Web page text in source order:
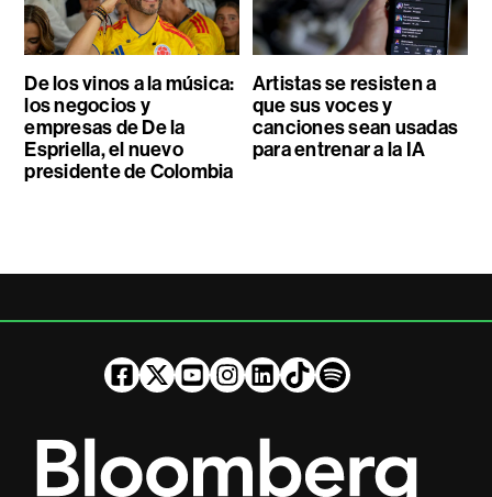
De los vinos a la música:
los negocios y
empresas de De la
Espriella, el nuevo
presidente de Colombia
Artistas se resisten a
que sus voces y
canciones sean usadas
para entrenar a la IA